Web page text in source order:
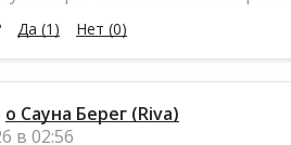
Да (1) Нет (0)
о Сауна Берег (Riva)
в 02:56